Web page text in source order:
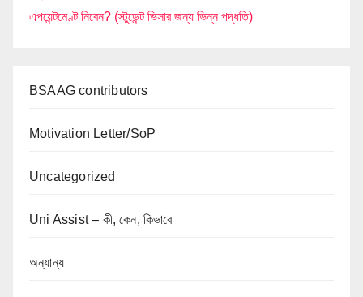
এপয়েন্টমেণ্ট নিবেন? (স্টুডেন্ট ভিসার জন্য ভিন্ন পদ্ধতি)
BSAAG contributors
Motivation Letter/SoP
Uncategorized
Uni Assist – কী, কেন, কিভাবে
অন্যান্য